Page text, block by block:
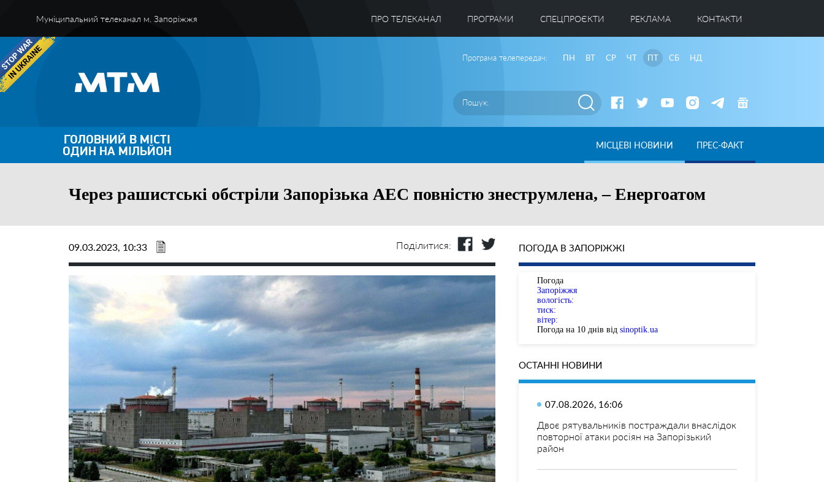
Муніципальний телеканал м. Запоріжжя ПРО ТЕЛЕКАНАЛ ПРОГРАМИ CПЕЦПРОЄКТИ РЕКЛАМА КОНТАКТИ
Програма телепередач: ПН ВТ СР ЧТ ПТ СБ НД
ГОЛОВНИЙ В МІСТІ
ОДИН НА МІЛЬЙОН МІСЦЕВІ НОВИНИ ПРЕС-ФАКТ
Через рашистські обстріли Запорізька АЕС повністю знеструмлена, – Енергоатом
09.03.2023, 10:33 Поділитися: ПОГОДА В ЗАПОРІЖЖІ
Погода
Запоріжжя
вологість:
тиск:
вітер:
Погода на 10 днів від sinoptik.ua
ОСТАННІ НОВИНИ
07.08.2026, 16:06
Двоє рятувальників постраждали внаслідок
повторної атаки росіян на Запорізький
район